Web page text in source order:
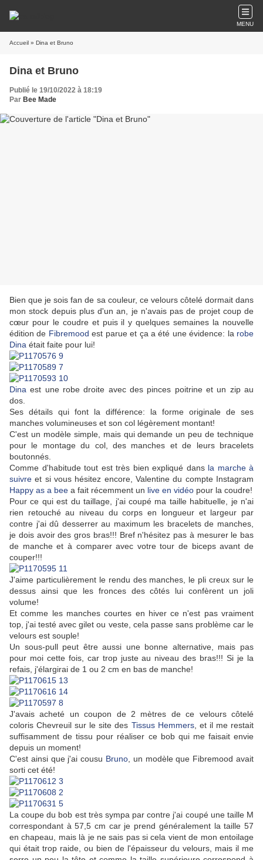
MENU
Accueil » Dina et Bruno
Dina et Bruno
Publié le 19/10/2022 à 18:19
Par Bee Made
Bien que je sois fan de sa couleur, ce velours côtelé dormait dans
mon stock depuis plus d'un an, je n'avais pas de projet coup de
cœur pour le coudre et puis il y quelques semaines la nouvelle
édition de Fibremood est parue et ça a été une évidence: la robe
Dina était faite pour lui!
Dina est une robe droite avec des pinces poitrine et un zip au
dos.
Ses détails qui font la différence: la forme originale de ses
manches volumineuses et son col légèrement montant!
C'est un modèle simple, mais qui demande un peu de technique
pour le montage du col, des manches et de leurs bracelets
boutonnés.
Comme d'habitude tout est très bien expliqué dans la marche à
suivre et si vous hésitez encore, Valentine du compte Instagram
Happy as a bee a fait récemment un live en vidéo pour la coudre!
Pour ce qui est du taillage, j'ai coupé ma taille habituelle, je n'ai
rien retouché au niveau du corps en longueur et largeur par
contre j'ai dû desserrer au maximum les bracelets de manches,
je dois avoir des gros bras!!! Bref n'hésitez pas à mesurer le bas
de manche et à comparer avec votre tour de biceps avant de
couper!!!
J'aime particulièrement le rendu des manches, le pli creux sur le
dessus ainsi que les fronces des côtés lui confèrent un joli
volume!
Et comme les manches courtes en hiver ce n'est pas vraiment
top, j'ai testé avec gilet ou veste, cela passe sans problème car le
velours est souple!
Un sous-pull peut être aussi une bonne alternative, mais pas
pour moi cette fois, car trop juste au niveau des bras!!! Si je la
refais, j'élargirai de 1 ou 2 cm en bas de manche!
J'avais acheté un coupon de 2 mètres de ce velours côtelé
coloris Chevreuil sur le site des Tissus Hemmers, et il me restait
suffisamment de tissu pour réaliser ce bob qui me faisait envie
depuis un moment!
C'est ainsi que j'ai cousu Bruno , un modèle que Fibremood avait
sorti cet été!
La coupe du bob est très sympa par contre j'ai coupé une taille M
correspondant à 57,5 cm car je prend généralement la taille 57
en chapeau, mais là je ne sais pas si cela vient de mon entoilage
qui était trop raide, ou bien de l'épaisseur du velours, mais il me